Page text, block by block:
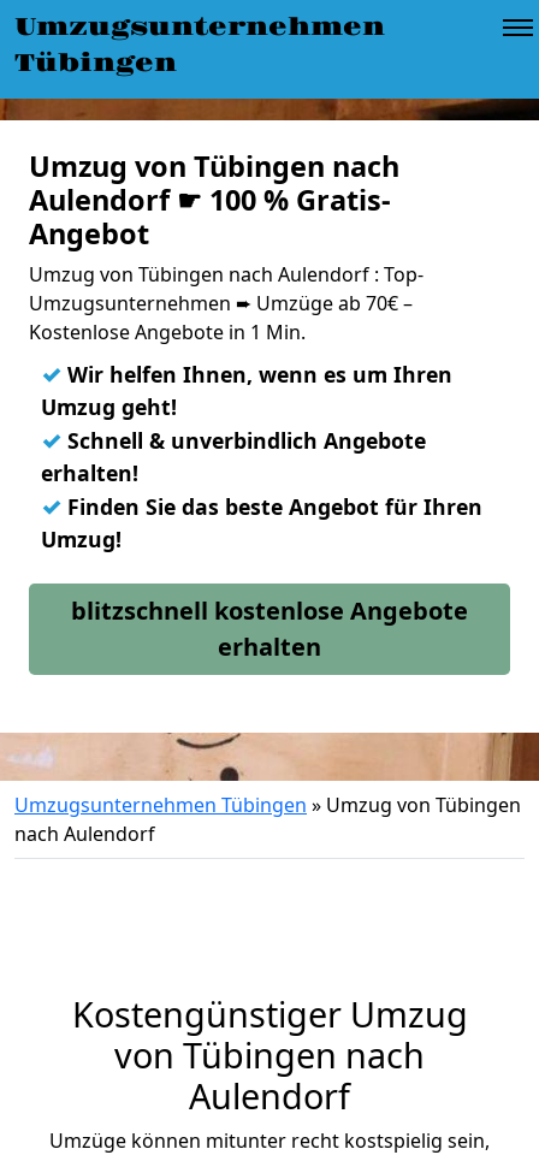
Umzugsunternehmen
Tübingen
Umzug von Tübingen nach
Aulendorf ☛ 100 % Gratis-
Angebot
Umzug von Tübingen nach Aulendorf : Top-
Umzugsunternehmen ➨ Umzüge ab 70€ –
Kostenlose Angebote in 1 Min.
✓ Wir helfen Ihnen, wenn es um Ihren
Umzug geht!
✓ Schnell & unverbindlich Angebote
erhalten!
✓ Finden Sie das beste Angebot für Ihren
Umzug!
blitzschnell kostenlose Angebote
erhalten
Umzugsunternehmen Tübingen » Umzug von Tübingen
nach Aulendorf
Kostengünstiger Umzug
von Tübingen nach
Aulendorf
Umzüge können mitunter recht kostspielig sein,